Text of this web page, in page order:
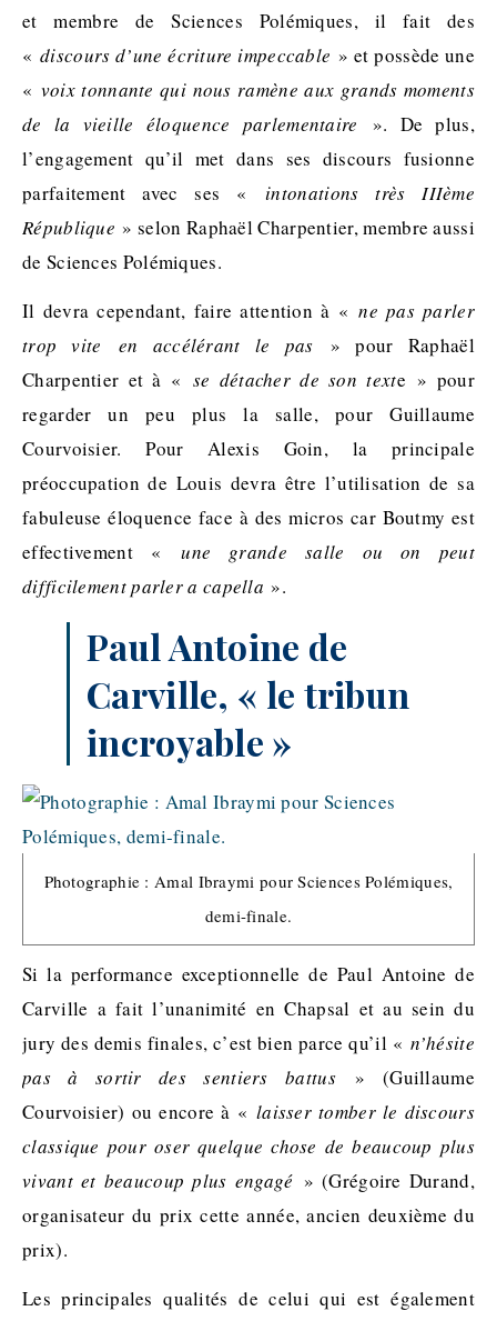
et membre de Sciences Polémiques, il fait des
« discours d’une écriture impeccable » et possède une
« voix tonnante qui nous ramène aux grands moments
de la vieille éloquence parlementaire ». De plus,
l’engagement qu’il met dans ses discours fusionne
parfaitement avec ses «intonations très IIIème
République » selon Raphaël Charpentier, membre aussi
de Sciences Polémiques.
Il devra cependant, faire attention à «ne pas parler
trop vite en accélérant le pas »
pour Raphaël
Charpentier et à « se détacher de son texte » pour
regarder un peu plus la salle, pour Guillaume
Courvoisier.Pour Alexis Goin, la principale
préoccupation de Louis devra être l’utilisation de sa
fabuleuse éloquence face à des micros car Boutmy est
effectivement «une grande salle ou on peut
difficilement parlera capella ».
PaulAntoine de
Carville, « le tribun
incroyable »
Photographie : Amal Ibraymi pour Sciences Polémiques,
demi-finale.
Si la performance exceptionnelle de Paul Antoine de
Carville a fait l’unanimité enChapsal et au sein du
jury des demis finales, c’est bien parce qu’il « n’hésite
pas à sortir des sentiers battus» (Guillaume
Courvoisier) ou encore à « laisser tomber le discours
classique pour oser quelque chose de beaucoup plus
vivant et beaucoup plus engagé » (Grégoire Durand,
organisateur du prix cette année, ancien deuxième du
prix).
Les principales qualités de celui qui est également